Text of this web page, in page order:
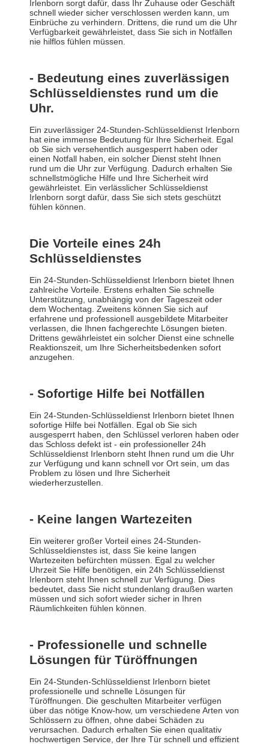
Irlenborn sorgt dafür, dass Ihr Zuhause oder Geschäft
schnell wieder sicher verschlossen werden kann, um
Einbrüche zu verhindern. Drittens, die rund um die Uhr
Verfügbarkeit gewährleistet, dass Sie sich in Notfällen
nie hilflos fühlen müssen.
- Bedeutung eines zuverlässigen
Schlüsseldienstes rund um die
Uhr.
Ein zuverlässiger 24-Stunden-Schlüsseldienst Irlenborn
hat eine immense Bedeutung für Ihre Sicherheit. Egal
ob Sie sich versehentlich ausgesperrt haben oder
einen Notfall haben, ein solcher Dienst steht Ihnen
rund um die Uhr zur Verfügung. Dadurch erhalten Sie
schnellstmögliche Hilfe und Ihre Sicherheit wird
gewährleistet. Ein verlässlicher Schlüsseldienst
Irlenborn sorgt dafür, dass Sie sich stets geschützt
fühlen können.
Die Vorteile eines 24h
Schlüsseldienstes
Ein 24-Stunden-Schlüsseldienst Irlenborn bietet Ihnen
zahlreiche Vorteile. Erstens erhalten Sie schnelle
Unterstützung, unabhängig von der Tageszeit oder
dem Wochentag. Zweitens können Sie sich auf
erfahrene und professionell ausgebildete Mitarbeiter
verlassen, die Ihnen fachgerechte Lösungen bieten.
Drittens gewährleistet ein solcher Dienst eine schnelle
Reaktionszeit, um Ihre Sicherheitsbedenken sofort
anzugehen.
- Sofortige Hilfe bei Notfällen
Ein 24-Stunden-Schlüsseldienst Irlenborn bietet Ihnen
sofortige Hilfe bei Notfällen. Egal ob Sie sich
ausgesperrt haben, den Schlüssel verloren haben oder
das Schloss defekt ist - ein professioneller 24h
Schlüsseldienst Irlenborn steht Ihnen rund um die Uhr
zur Verfügung und kann schnell vor Ort sein, um das
Problem zu lösen und Ihre Sicherheit
wiederherzustellen.
- Keine langen Wartezeiten
Ein weiterer großer Vorteil eines 24-Stunden-
Schlüsseldienstes ist, dass Sie keine langen
Wartezeiten befürchten müssen. Egal zu welcher
Uhrzeit Sie Hilfe benötigen, ein 24h Schlüsseldienst
Irlenborn steht Ihnen schnell zur Verfügung. Dies
bedeutet, dass Sie nicht stundenlang draußen warten
müssen und sich sofort wieder sicher in Ihren
Räumlichkeiten fühlen können.
- Professionelle und schnelle
Lösungen für Türöffnungen
Ein 24-Stunden-Schlüsseldienst Irlenborn bietet
professionelle und schnelle Lösungen für
Türöffnungen. Die geschulten Mitarbeiter verfügen
über das nötige Know-how, um verschiedene Arten von
Schlössern zu öffnen, ohne dabei Schäden zu
verursachen. Dadurch erhalten Sie einen qualitativ
hochwertigen Service, der Ihre Tür schnell und effizient